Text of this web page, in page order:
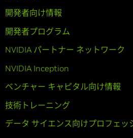
開発者向け情報
開発者プログラム
NVIDIA パートナー ネットワーク
NVIDIA Inception
ベンチャー キャピタル向け情報
技術トレーニング
データ サイエンス向けプロフェッ